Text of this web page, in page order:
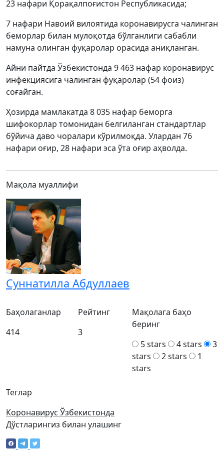
23 нафари Қорақалпоғистон Республикасида;
7 нафари Навоий вилоятида коронавирусга чалинган
беморлар билан мулоқотда бўлганлиги сабабли
намуна олинган фуқаролар орасида аниқланган.
Айни пайтда Ўзбекистонда 9 463 нафар коронавирус
инфекциясига чалинган фуқаролар (54 фоиз)
соғайган.
Ҳозирда мамлакатда 8 035 нафар беморга
шифокорлар томонидан белгиланган стандартлар
бўйича даво чоралари кўрилмоқда. Улардан 76
нафари оғир, 28 нафари эса ўта оғир аҳволда.
Мақола муаллифи
Суннатилла Абдуллаев
Теглар
Коронавирус Ўзбекистонда
Баҳолаганлар
414
Рейтинг
3
Мақолага баҳо
беринг
5 stars
4 stars
3
stars
2 stars
1
stars
Дўстларингиз билан улашинг